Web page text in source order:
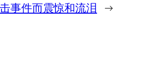
事件而震惊和流泪 →